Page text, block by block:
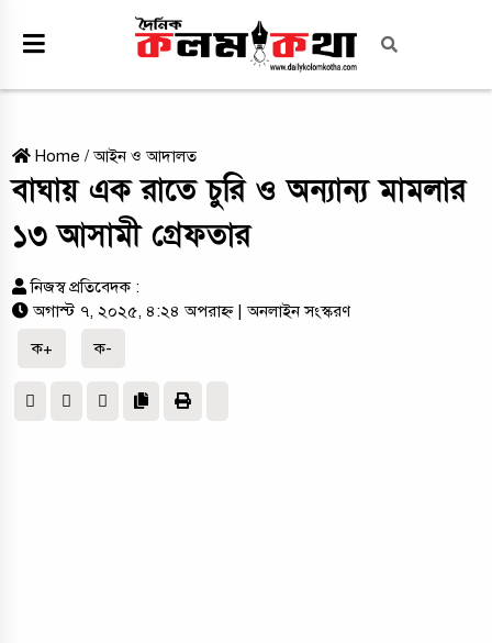
Home /আইন ও আদালত
বাঘায় এক রাতে চুরি ও অন্যান্য মামলার
১৩ আসামী গ্রেফতার
নিজস্ব প্রতিবেদক :
অগাস্ট ৭, ২০২৫, ৪:২৪ অপরাহ্ন
| অনলাইন সংস্করণ
ক+
ক-